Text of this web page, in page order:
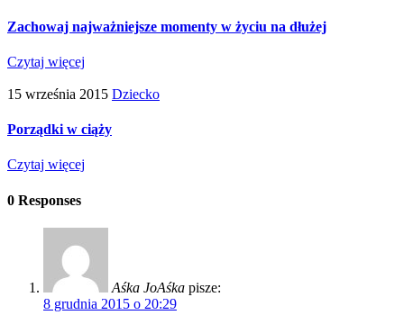
Zachowaj najważniejsze momenty w życiu na dłużej
Czytaj więcej
15 września 2015 Dziecko
Porządki w ciąży
Czytaj więcej
0 Responses
Aśka JoAśka pisze:
8 grudnia 2015 o 20:29